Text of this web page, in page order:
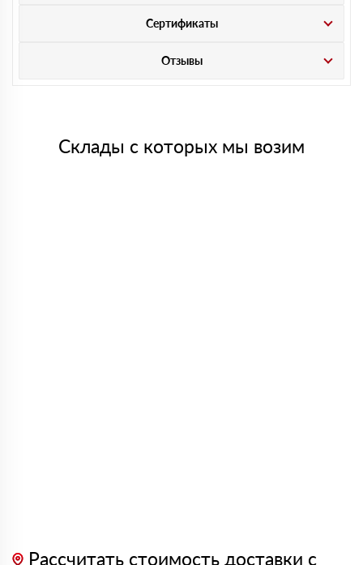
Сертификаты
Отзывы
Склады с которых мы возим
Рассчитать стоимость доставки с